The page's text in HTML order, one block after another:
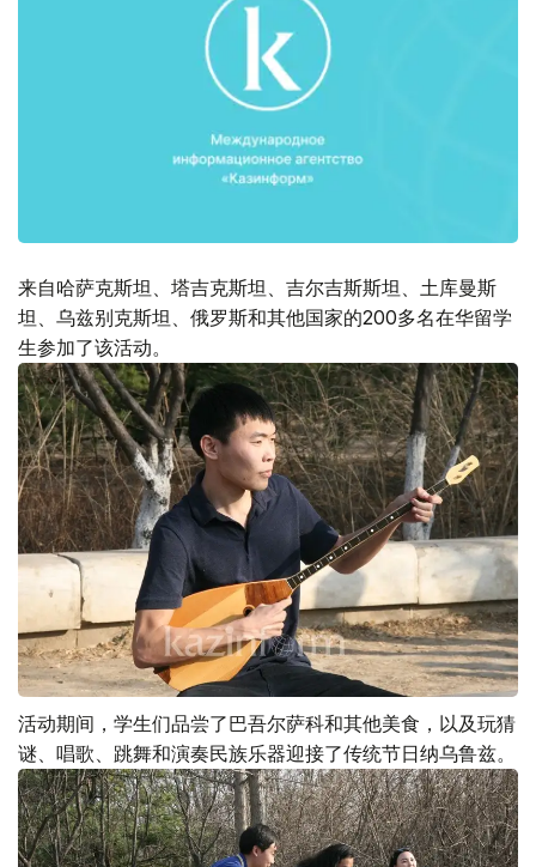
来自哈萨克斯坦、塔吉克斯坦、吉尔吉斯斯坦、土库曼斯
坦、乌兹别克斯坦、俄罗斯和其他国家的200多名在华留学
生参加了该活动。
活动期间，学生们品尝了巴吾尔萨科和其他美食，以及玩猜
谜、唱歌、跳舞和演奏民族乐器迎接了传统节日纳乌鲁兹。